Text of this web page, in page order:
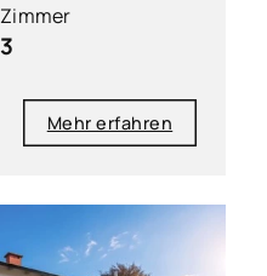
Zimmer
3
Mehr erfahren